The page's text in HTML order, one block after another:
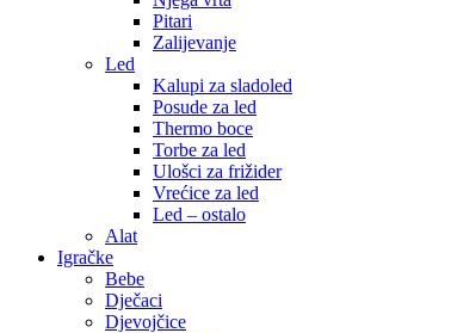
Pitari
Zalijevanje
Led
Kalupi za sladoled
Posude za led
Thermo boce
Torbe za led
Ulošci za frižider
Vrećice za led
Led – ostalo
Alat
Igračke
Bebe
Dječaci
Djevojčice